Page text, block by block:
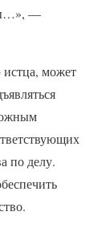
—
может
по делу.